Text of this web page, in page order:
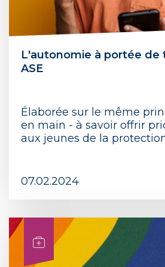
L'autonomie à portée de
ASE
Élaborée sur le même
en main - à savoir offrir
aux jeunes de la
07.02.2024